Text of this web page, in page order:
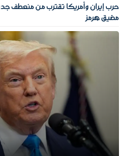
حرب إيران وأمريكا تقترب من منعطف
مضيق هرمز